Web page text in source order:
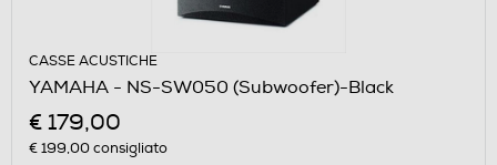
CASSE ACUSTICHE
YAMAHA - NS-SW050 (Subwoofer)-Black
€ 179,00
€ 199,00consigliato